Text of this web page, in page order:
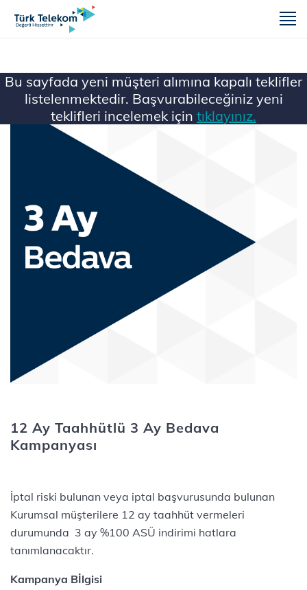
Bu sayfada yeni müşteri alımına kapalı teklifler
listelenmektedir. Başvurabileceğiniz yeni
teklifleri incelemek için tıklayınız.
12 Ay Taahhütlü 3 Ay Bedava
Kampanyası
İptal riski bulunan veya iptal başvurusunda bulunan
Kurumsal müşterilere 12 ay taahhüt vermeleri
durumunda 3 ay %100 ASÜ indirimi hatlara
tanımlanacaktır.
Kampanya Bİlgisi